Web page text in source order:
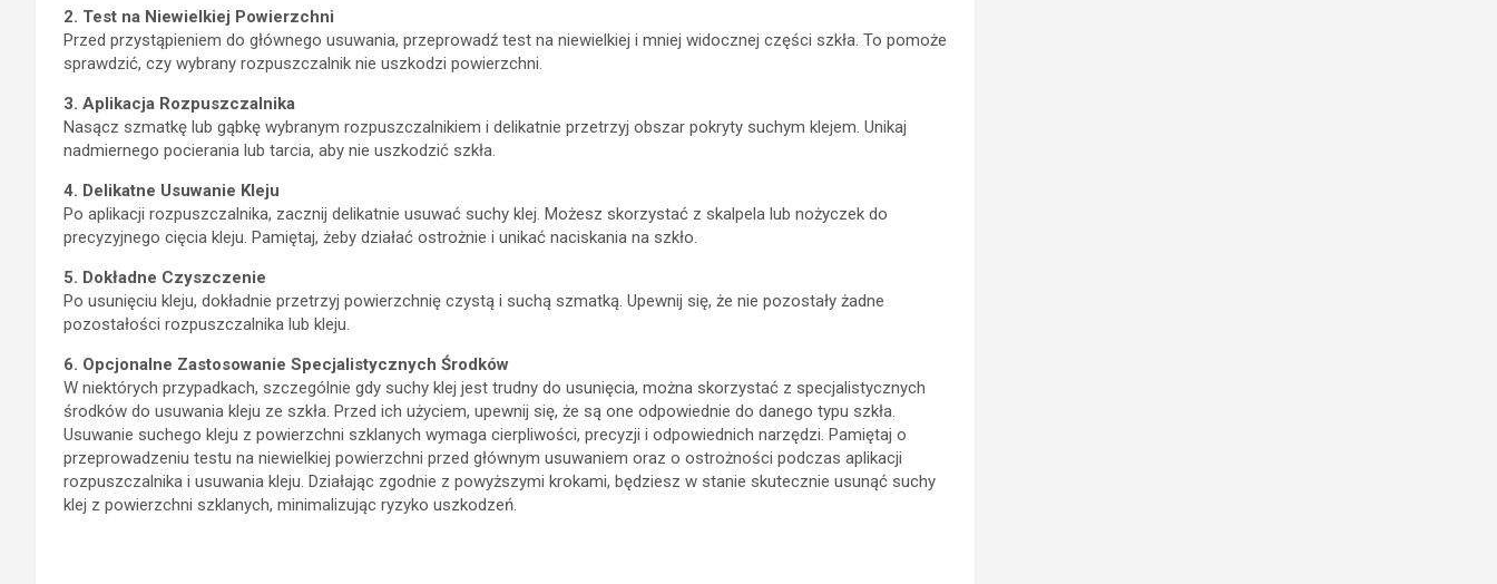
2. Test na Niewielkiej Powierzchni
Przed przystąpieniem do głównego usuwania, przeprowadź test na niewielkiej i mniej widocznej części szkła. To pomoże
sprawdzić, czy wybrany rozpuszczalnik nie uszkodzi powierzchni.
3. Aplikacja Rozpuszczalnika
Nasącz szmatkę lub gąbkę wybranym rozpuszczalnikiem i delikatnie przetrzyj obszar pokryty suchym klejem. Unikaj
nadmiernego pocierania lub tarcia, aby nie uszkodzić szkła.
4. Delikatne Usuwanie Kleju
Po aplikacji rozpuszczalnika, zacznij delikatnie usuwać suchy klej. Możesz skorzystać z skalpela lub nożyczek do
precyzyjnego cięcia kleju. Pamiętaj, żeby działać ostrożnie i unikać naciskania na szkło.
5. Dokładne Czyszczenie
Po usunięciu kleju, dokładnie przetrzyj powierzchnię czystą i suchą szmatką. Upewnij się, że nie pozostały żadne
pozostałości rozpuszczalnika lub kleju.
6. Opcjonalne Zastosowanie Specjalistycznych Środków
W niektórych przypadkach, szczególnie gdy suchy klej jest trudny do usunięcia, można skorzystać z specjalistycznych
środków do usuwania kleju ze szkła. Przed ich użyciem, upewnij się, że są one odpowiednie do danego typu szkła.
Usuwanie suchego kleju z powierzchni szklanych wymaga cierpliwości, precyzji i odpowiednich narzędzi. Pamiętaj o
przeprowadzeniu testu na niewielkiej powierzchni przed głównym usuwaniem oraz o ostrożności podczas aplikacji
rozpuszczalnika i usuwania kleju. Działając zgodnie z powyższymi krokami, będziesz w stanie skutecznie usunąć suchy
klej z powierzchni szklanych, minimalizując ryzyko uszkodzeń.